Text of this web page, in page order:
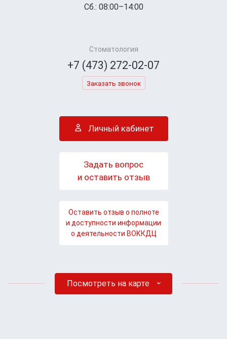
Сб.: 08:00–14:00
Стоматология
+7 (473) 272-02-07
Заказать звонок
Личный кабинет
Задать вопрос
и оставить отзыв
Оставить отзыв о полноте
и доступности информации
о деятельности ВОККДЦ
Посмотреть на карте